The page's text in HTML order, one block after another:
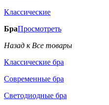
Классические
БраПросмотреть
Назад к Все товары
Классические бра
Современные бра
Светодиодные бра